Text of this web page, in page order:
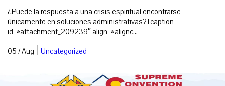
¿Puede la respuesta a una crisis espiritual encontrarse
únicamente en soluciones administrativas? [caption
id=»attachment_209239″ align=»alignc...
05 / Aug | Uncategorized